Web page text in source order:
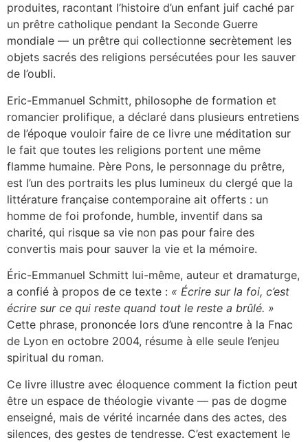
produites, racontant l’histoire d’un enfant juif caché par
un prêtre catholique pendant la Seconde Guerre
mondiale — un prêtre qui collectionne secrètement les
objets sacrés des religions persécutées pour les sauver
de l’oubli.
Eric-Emmanuel Schmitt, philosophe de formation et
romancier prolifique, a déclaré dans plusieurs entretiens
de l’époque vouloir faire de ce livre une méditation sur
le fait que toutes les religions portent une même
flamme humaine. Père Pons, le personnage du prêtre,
est l’un des portraits les plus lumineux du clergé que la
littérature française contemporaine ait offerts : un
homme de foi profonde, humble, inventif dans sa
charité, qui risque sa vie non pas pour faire des
convertis mais pour sauver la vie et la mémoire.
Éric-Emmanuel Schmitt lui-même, auteur et dramaturge,
a confié à propos de ce texte : « Écrire sur la foi, c’est
écrire sur ce qui reste quand tout le reste a brûlé. »
Cette phrase, prononcée lors d’une rencontre à la Fnac
de Lyon en octobre 2004, résume à elle seule l’enjeu
spiritual du roman.
Ce livre illustre avec éloquence comment la fiction peut
être un espace de théologie vivante — pas de dogme
enseigné, mais de vérité incarnée dans des actes, des
silences, des gestes de tendresse. C’est exactement le